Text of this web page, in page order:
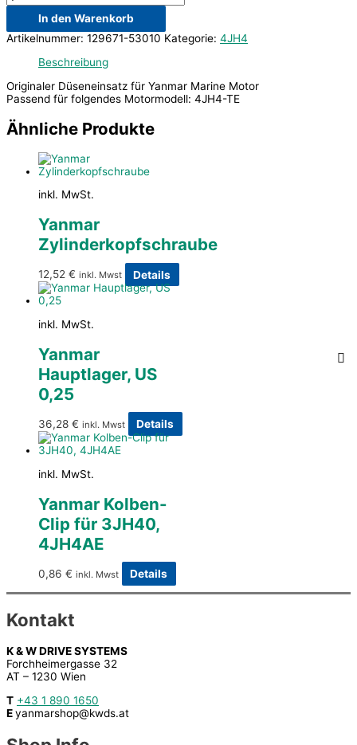
In den Warenkorb
Artikelnummer: 129671-53010 Kategorie: 4JH4
Beschreibung
Originaler Düseneinsatz für Yanmar Marine Motor
Passend für folgendes Motormodell: 4JH4-TE
Ähnliche Produkte
inkl. MwSt.
Yanmar
Zylinderkopfschraube
12,52 € inkl. Mwst Details
inkl. MwSt.
Yanmar
Hauptlager, US
0,25
36,28 € inkl. Mwst Details
inkl. MwSt.
Yanmar Kolben-
Clip für 3JH40,
4JH4AE
0,86 € inkl. Mwst Details
Kontakt
K & W DRIVE SYSTEMS
Forchheimergasse 32
AT – 1230 Wien
T +43 1 890 1650
Eyanmarshop@kwds.at